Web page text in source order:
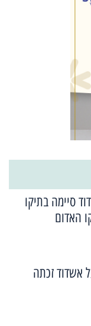
סיימה בתיקו
אשדוד זכתה